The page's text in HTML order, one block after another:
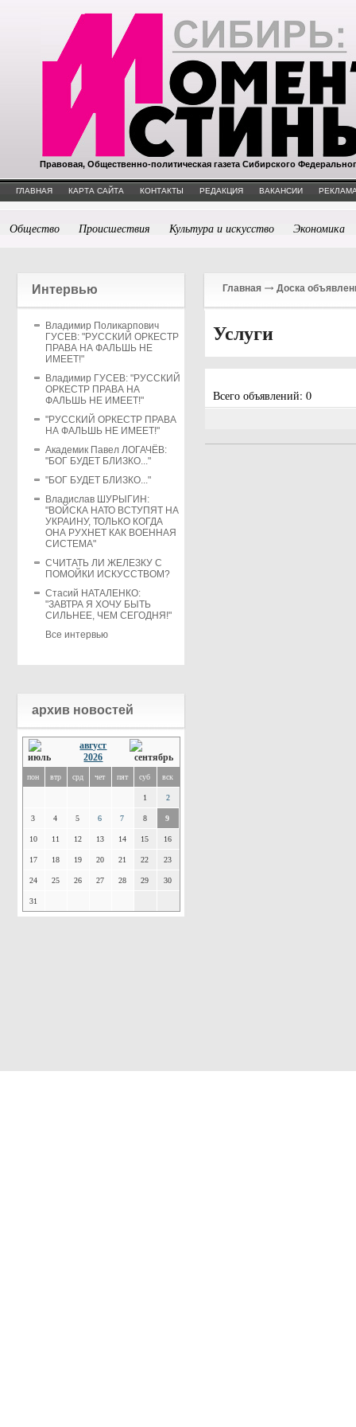
Правовая, Общественно-политическая газета Сибирского
ГЛАВНАЯ КАРТА САЙТА КОНТАКТЫ РЕДАКЦИЯ ВАКАНСИИ
Общество Происшествия Культура и искусство Экономика
Интервью
Владимир Поликарпович
ГУСЕВ: "РУССКИЙ ОРКЕСТР
ПРАВА НА ФАЛЬШЬ НЕ
ИМЕЕТ!"
Владимир ГУСЕВ: "РУССКИЙ
ОРКЕСТР ПРАВА НА
ФАЛЬШЬ НЕ ИМЕЕТ!"
"РУССКИЙ ОРКЕСТР ПРАВА
НА ФАЛЬШЬ НЕ ИМЕЕТ!"
Академик Павел ЛОГАЧЁВ:
"БОГ БУДЕТ БЛИЗКО..."
"БОГ БУДЕТ БЛИЗКО..."
Владислав ШУРЫГИН:
"ВОЙСКА НАТО ВСТУПЯТ НА
УКРАИНУ, ТОЛЬКО КОГДА
ОНА РУХНЕТ КАК ВОЕННАЯ
СИСТЕМА"
СЧИТАТЬ ЛИ ЖЕЛЕЗКУ С
ПОМОЙКИ ИСКУССТВОМ?
Стасий НАТАЛЕНКО:
"ЗАВТРА Я ХОЧУ БЫТЬ
СИЛЬНЕЕ, ЧЕМ СЕГОДНЯ!"
Все интервью
архив новостей
август
2026
пон втр срд чет пят суб вск
1 2
3 4 5 6 7 8 9
10 11 12 13 14 15 16
17 18 19 20 21 22 23
24 25 26 27 28 29 30
31
Главная Доска
Услуги
Всего объявлений: 0